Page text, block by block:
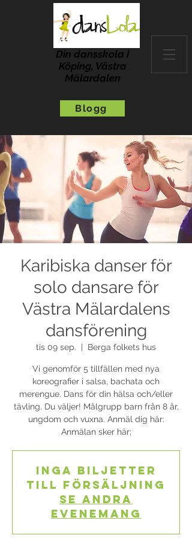
Din dansskola i
Köping, Västra
Mälardalen
Blogg
Karibiska danser för
solo dansare för
Västra Mälardalens
dansförening
tis 09 sep. Berga folkets hus
Vi genomför 5 tillfällen med nya
koreografier i salsa, bachata och
merengue. Dans för din hälsa och/eller
tävling. Du väljer! Målgrupp barn från 8 år,
ungdom och vuxna. Anmäl dig här:
Anmälan sker här;
Inga biljetter
till försäljning
Se andra
evenemang